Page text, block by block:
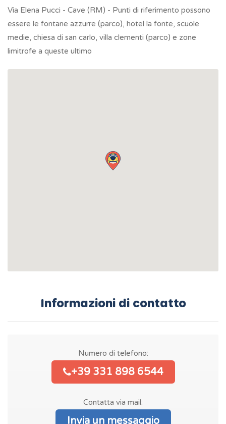
Via Elena Pucci - Cave (RM) - Punti di riferimento possono
essere le fontane azzurre (parco), hotel la fonte, scuole
medie, chiesa di san carlo, villa clementi (parco) e zone
limitrofe a queste ultimo
Informazioni di contatto
Numero di telefono:
+39 331 898 6544
Contatta via mail:
Invia un messaggio